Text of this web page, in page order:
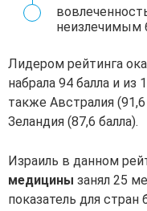
неизлечимым
Лидером рейтинга
набрала 94 балла и
также Австралия
Зеландия (87,6 балла).
Израиль в данном
медицины занял 25
показатель для стран